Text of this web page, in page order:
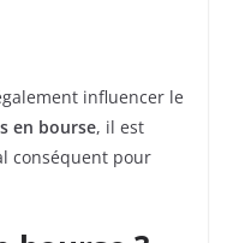
influencer le
en bourse, il est
conséquent pour